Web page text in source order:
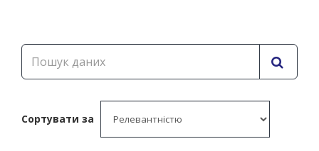
Сортувати за